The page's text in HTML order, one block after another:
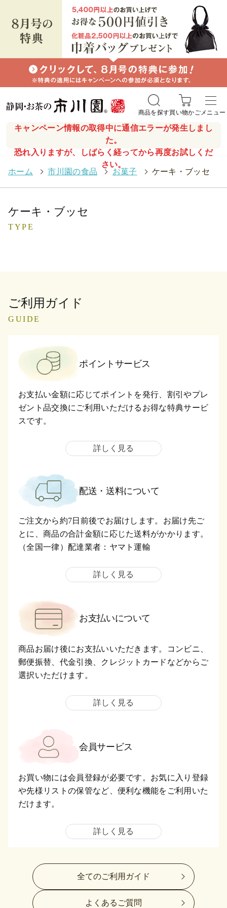
キャンペーン情報の取得中に通信エラーが発生しまし
た。
恐れ入りますが、しばらく経ってから再度お試しくだ
さい。
商品を探す買い物かごメニュー
ホーム > 市川園の食品 > お菓子 > ケーキ・ブッセ
ケーキ・ブッセ
TYPE
ご利用ガイド
GUIDE
ポイントサービス
お支払い金額に応じてポイントを発行、割引やプレ
ゼント品交換にご利用いただけるお得な特典サービ
スです。
詳しく見る
配送・送料について
ご注文から約7日前後でお届けします。お届け先ご
とに、商品の合計金額に応じた送料がかかります。
（全国一律）配達業者：ヤマト運輸
詳しく見る
お支払いについて
商品お届け後にお支払いいただきます。コンビニ、
郵便振替、代金引換、クレジットカードなどからご
選択いただけます。
詳しく見る
会員サービス
お買い物には会員登録が必要です。お気に入り登録
や先様リストの保管など、便利な機能をご利用いた
だけます。
詳しく見る
全てのご利用ガイド
よくあるご質問